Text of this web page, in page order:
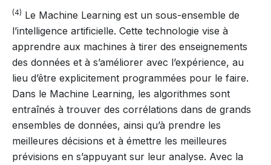
(4) Le Machine Learning est un sous-ensemble de
l’intelligence artificielle. Cette technologie vise à
apprendre aux machines à tirer des enseignements
des données et à s’améliorer avec l’expérience, au
lieu d’être explicitement programmées pour le faire.
Dans le Machine Learning, les algorithmes sont
entraînés à trouver des corrélations dans de grands
ensembles de données, ainsi qu’à prendre les
meilleures décisions et à émettre les meilleures
prévisions en s’appuyant sur leur analyse. Avec la